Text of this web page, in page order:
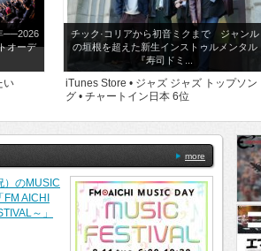
──2026
オーデ
い
チック·コリアから初音ミクまで ジャンル
の垣根を超えた新生インストゥルメンタル
『寿司ドミ...
iTunes Store • ジャズ ジャズ トップソン
グ • チャートイン日本 6位
more
）のMUSIC
AICHI
～」